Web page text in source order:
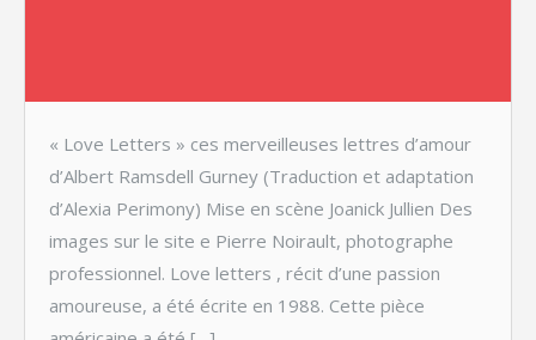
« Love Letters » ces merveilleuses lettres d’amour
d’Albert Ramsdell Gurney (Traduction et adaptation
d’Alexia Perimony) Mise en scène Joanick Jullien Des
images sur le site e Pierre Noirault, photographe
professionnel. Love letters , récit d’une passion
amoureuse, a été écrite en 1988. Cette pièce